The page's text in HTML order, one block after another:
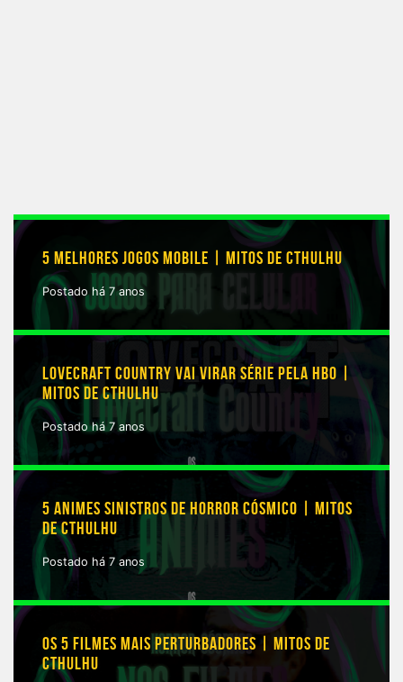
5 MELHORES JOGOS MOBILE | MITOS DE CTHULHU
Postado há 7 anos
LOVECRAFT COUNTRY VAI VIRAR SÉRIE PELA HBO |
MITOS DE CTHULHU
Postado há 7 anos
5 ANIMES SINISTROS DE HORROR CÓSMICO | MITOS
DE CTHULHU
Postado há 7 anos
OS 5 FILMES MAIS PERTURBADORES | MITOS DE
CTHULHU